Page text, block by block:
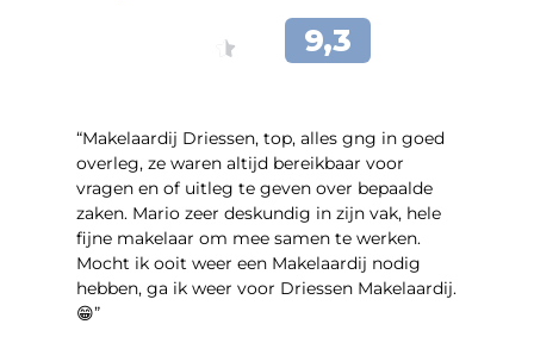
“Makelaardij Driessen, top, alles gng in goed
overleg, ze waren altijd bereikbaar voor
vragen en of uitleg te geven over bepaalde
zaken. Mario zeer deskundig in zijn vak, hele
fijne makelaar om mee samen te werken.
Mocht ik ooit weer een Makelaardij nodig
hebben, ga ik weer voor Driessen Makelaardij.
😁”